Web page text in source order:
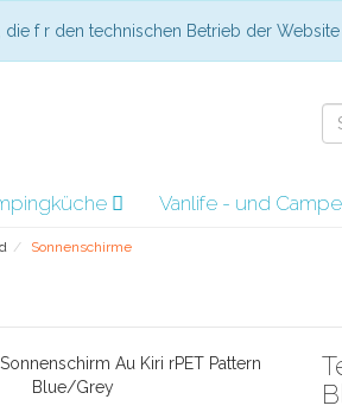
die f r den technischen Betrieb der
Vanlife - und
Sonnenschirme